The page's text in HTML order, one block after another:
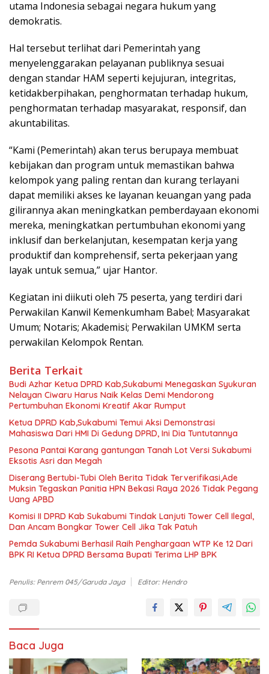
utama Indonesia sebagai negara hukum yang
demokratis.
Hal tersebut terlihat dari Pemerintah yang
menyelenggarakan pelayanan publiknya sesuai
dengan standar HAM seperti kejujuran, integritas,
ketidakberpihakan, penghormatan terhadap hukum,
penghormatan terhadap masyarakat, responsif, dan
akuntabilitas.
“Kami (Pemerintah) akan terus berupaya membuat
kebijakan dan program untuk memastikan bahwa
kelompok yang paling rentan dan kurang terlayani
dapat memiliki akses ke layanan keuangan yang pada
gilirannya akan meningkatkan pemberdayaan ekonomi
mereka, meningkatkan pertumbuhan ekonomi yang
inklusif dan berkelanjutan, kesempatan kerja yang
produktif dan komprehensif, serta pekerjaan yang
layak untuk semua,” ujar Hantor.
Kegiatan ini diikuti oleh 75 peserta, yang terdiri dari
Perwakilan Kanwil Kemenkumham Babel; Masyarakat
Umum; Notaris; Akademisi; Perwakilan UMKM serta
perwakilan Kelompok Rentan.
Berita Terkait
Budi Azhar Ketua DPRD Kab,Sukabumi Menegaskan Syukuran
Nelayan Ciwaru Harus Naik Kelas Demi Mendorong
Pertumbuhan Ekonomi Kreatif Akar Rumput
Ketua DPRD Kab,Sukabumi Temui Aksi Demonstrasi
Mahasiswa Dari HMI Di Gedung DPRD, Ini Dia Tuntutannya
Pesona Pantai Karang gantungan Tanah Lot Versi Sukabumi
Eksotis Asri dan Megah
Diserang Bertubi-Tubi Oleh Berita Tidak Terverifikasi,Ade
Muksin Tegaskan Panitia HPN Bekasi Raya 2026 Tidak Pegang
Uang APBD
Komisi II DPRD Kab Sukabumi Tindak Lanjuti Tower Cell Ilegal,
Dan Ancam Bongkar Tower Cell Jika Tak Patuh
Pemda Sukabumi Berhasil Raih Penghargaan WTP Ke 12 Dari
BPK RI Ketua DPRD Bersama Bupati Terima LHP BPK
Penulis: Penrem 045/Garuda Jaya Editor: Hendro
Baca Juga